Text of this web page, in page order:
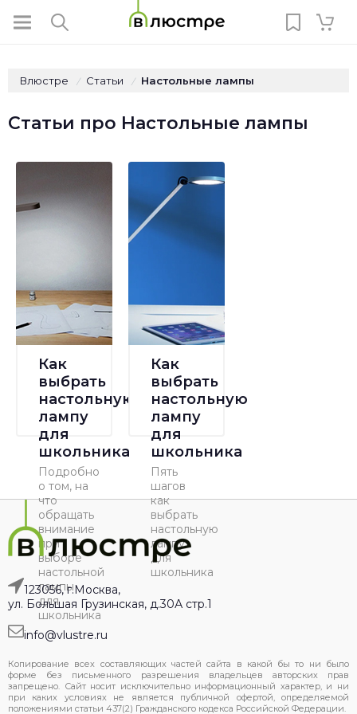
Влюстре / Статьи / Настольные лампы
Статьи про Настольные лампы
Как
выбрать
настольную
лампу
для
школьника
Подробно
о том, на
что
обращать
внимание
при
выборе
настольной
лампы
для
школьника
Как
выбрать
настольную
лампу
для
школьника
Пять
шагов
как
выбрать
настольную
лампу
для
школьника
123056, г.Москва,
ул. Большая Грузинская, д.30А стр.1
info@vlustre.ru
Копирование всех составляющих частей сайта в какой бы то ни было
форме без письменного разрешения владельцев авторских прав
запрещено. Сайт носит исключительно информационный характер, и ни
при каких условиях не является публичной офертой, определяемой
положениями статьи 437(2) Гражданского кодекса Российской Федерации.